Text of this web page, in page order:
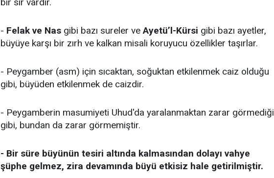
- Felak ve Nas gibi bazı sureler veAyetü’l-Kürsi gibi bazı ayetler,
büyüye karşı bir zırh ve kalkan misali koruyucu özellikler taşırlar.
- Peygamber (asm) için sıcaktan, soğuktan etkilenmek caiz olduğu
gibi, büyüden etkilenmek de caizdir.
- Peygamberin masumiyeti Uhud'da yaralanmaktan zarar görmediği
gibi, bundan da zarar görmemiştir.
- Bir süre büyünün tesiri altında kalmasından dolayı vahye
şüphe gelmez, zira devamında büyü etkisiz hale getirilmiştir.